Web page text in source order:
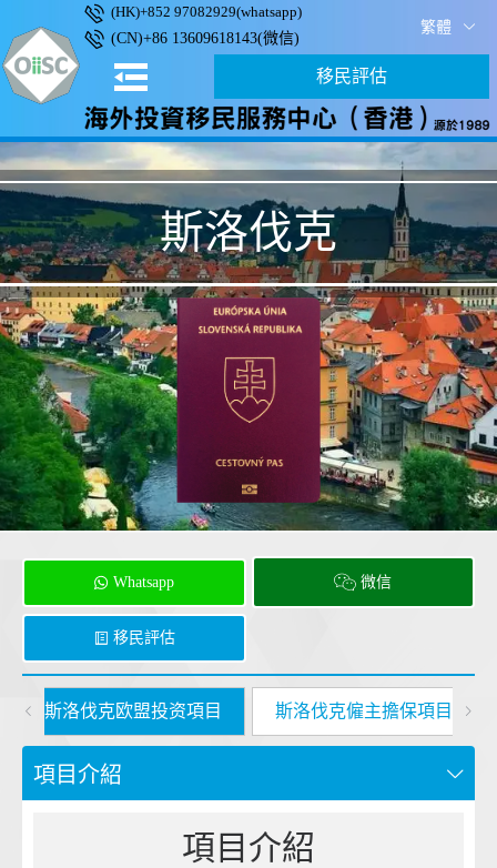
(HK)+852 97082929(whatsapp)
(CN)+86 13609618143(微信)
繁體
移民評估
斯洛伐克
Whatsapp 微信
移民評估
斯洛伐克欧盟投资項目 斯洛伐克僱主擔保項目
項目介紹
項目介紹